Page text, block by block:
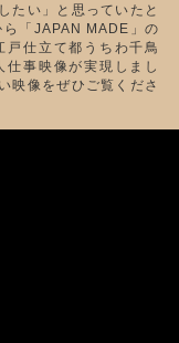
たい」と思っていたと
「JAPAN MADE」の
戸仕立て都うちわ千鳥
事映像が実現しまし
映像をぜひご覧くださ